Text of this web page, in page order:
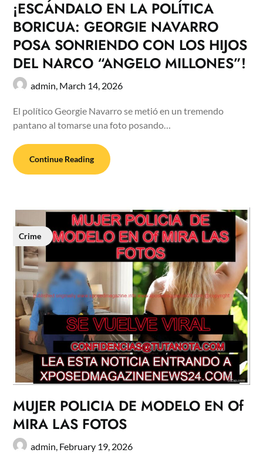
¡ESCÁNDALO EN LA POLÍTICA
BORICUA: GEORGIE NAVARRO
POSA SONRIENDO CON LOS HIJOS
DEL NARCO “ANGELO MILLONES”!
admin, March 14, 2026
El político Georgie Navarro se metió en un tremendo
pantano al tomarse una foto posando…
Continue Reading
Crime
MUJER POLICIA DE MODELO EN Of
MIRA LAS FOTOS
admin, February 19, 2026